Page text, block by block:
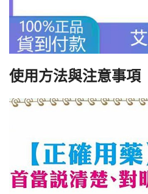
使用方法與注意事項